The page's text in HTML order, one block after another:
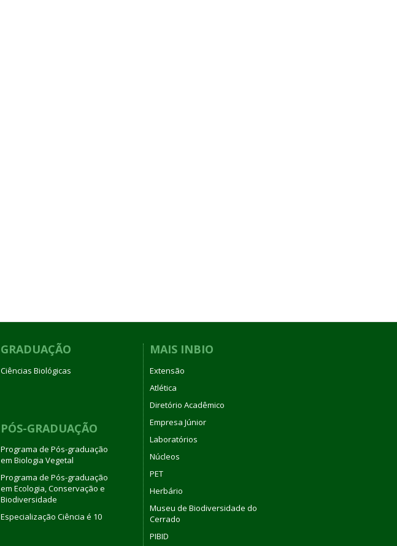
GRADUAÇÃO
Ciências Biológicas
PÓS-GRADUAÇÃO
Programa de Pós-graduação
em Biologia Vegetal
Programa de Pós-graduação
em Ecologia, Conservação e
Biodiversidade
Especialização Ciência é 10
MAIS INBIO
Extensão
Atlética
Diretório Acadêmico
Empresa Júnior
Laboratórios
Núcleos
PET
Herbário
Museu de Biodiversidade do
Cerrado
PIBID